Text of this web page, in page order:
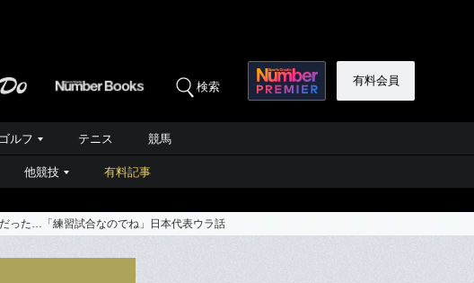
検索 有料会員
ゴルフ テニス 競馬
他競技 有料記事
った…「練習試合なのでね」日本代表ウラ話